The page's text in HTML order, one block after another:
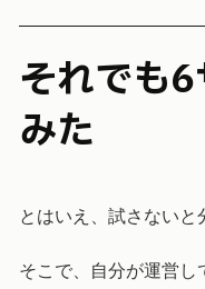
それでも6サイトに置いて
みた
とはいえ、試さないと
そこで、自分が運営し